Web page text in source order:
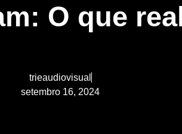
O que
trieaudiovisual
setembro 16, 2024